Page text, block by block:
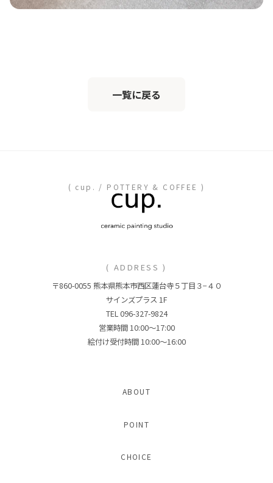
一覧に戻る
( cup. / POTTERY & COFFEE )
( ADDRESS )
〒860-0055 熊本県熊本市西区蓮台寺５丁目３−４０
サインズプラス 1F
TEL 096-327-9824
営業時間 10:00〜17:00
絵付け受付時間 10:00〜16:00
ABOUT
POINT
CHOICE